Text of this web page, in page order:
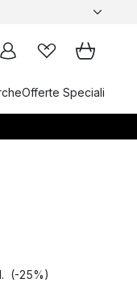
Offerte Speciali
(-25%)